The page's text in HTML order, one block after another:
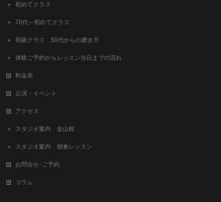
初めてクラス
70代～初めてクラス
初級クラス 50代からの磨き方
体験ご予約からレッスン当日までの流れ
料金表
公演・イベント
アクセス
スタジオ案内 金山校
スタジオ案内 朝倉レッスン
お問合せ･ご予約
コラム